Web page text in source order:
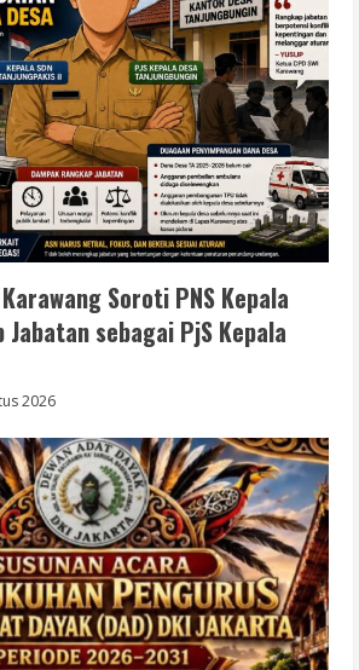
Soroti PNS Kepala
Jabatan sebagai PjS Kepala
2026